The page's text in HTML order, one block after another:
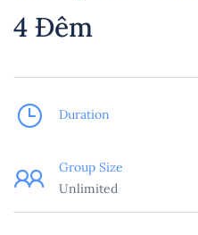
4 Đêm
Duration
Group Size
Unlimited